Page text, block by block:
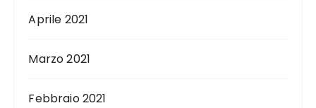
Aprile 2021
Marzo 2021
Febbraio 2021